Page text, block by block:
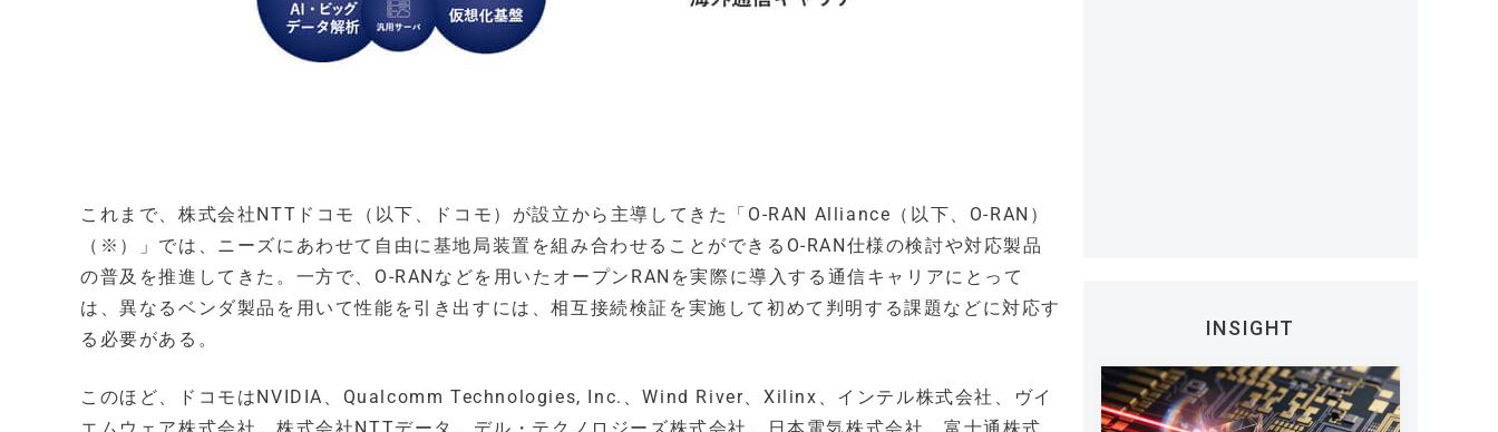
これまで、株式会社NTTドコモ（以下、ドコモ）が設立から主導してきた「O-RAN Alliance（以下、O-RAN）
（※）」では、ニーズにあわせて自由に基地局装置を組み合わせることができるO-RAN仕様の検討や対応製品
の普及を推進してきた。一方で、O-RANなどを用いたオープンRANを実際に導入する通信キャリアにとって
は、異なるベンダ製品を用いて性能を引き出すには、相互接続検証を実施して初めて判明する課題などに対応す
る必要がある。
このほど、ドコモはNVIDIA、Qualcomm Technologies, Inc.、Wind River、Xilinx、インテル株式会社、ヴイ
INSIGHT